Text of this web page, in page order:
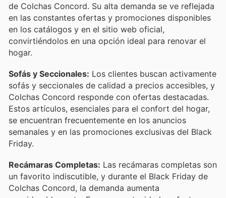
de Colchas Concord. Su alta demanda se ve reflejada
en las constantes ofertas y promociones disponibles
en los catálogos y en el sitio web oficial,
convirtiéndolos en una opción ideal para renovar el
hogar.
Sofás y Seccionales: Los clientes buscan activamente
sofás y seccionales de calidad a precios accesibles, y
Colchas Concord responde con ofertas destacadas.
Estos artículos, esenciales para el confort del hogar,
se encuentran frecuentemente en los anuncios
semanales y en las promociones exclusivas del Black
Friday.
Recámaras Completas: Las recámaras completas son
un favorito indiscutible, y durante el Black Friday de
Colchas Concord, la demanda aumenta